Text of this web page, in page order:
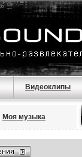
Видеоклипы
Моя музыка